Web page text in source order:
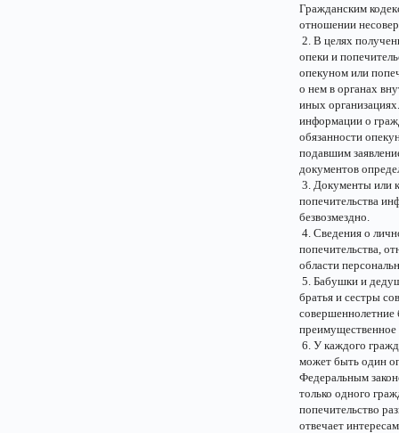
Гражданским
отношении
2. В целях
опеки и
опекуном или
о нем в органах
иных
информации о
обязанности
подавшим
документов
3. Документы или
попечительства
безвозмездно.
4. Сведения о
попечительства,
области
5. Бабушки и
братья и сестры
совершеннолетние
преимущественное
6. У каждого
может быть один
Федеральным
только одного
попечительство
отвечает